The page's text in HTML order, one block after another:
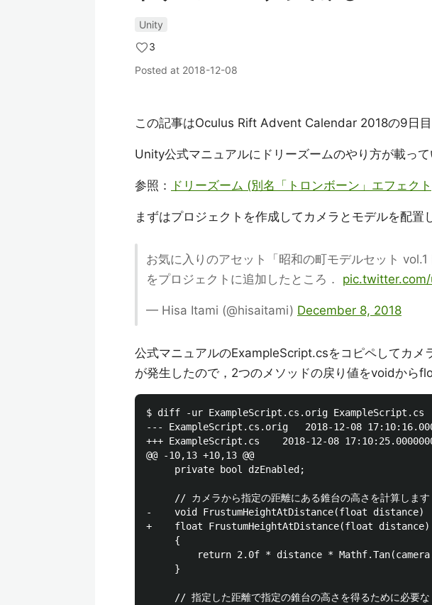
Unity
3
Posted at 2018-12-08
この記事はOculus Rift Advent Calendar 2018の9日目
Unity公式マニュアルにドリーズームのやり方が載って
参照： ドリーズーム (別名「トロンボーン」エフェク
まずはプロジェクトを作成してカメラとモデルを配置
お気に入りのアセット「昭和の町モデルセット
をプロジェクトに追加したところ．
— Hisa Itami (@hisaitami) December 8, 2018
公式マニュアルのExampleScript.csをコピペしてカメ
が発生したので，2つのメソッドの戻り値をvoidから
$ diff -ur ExampleScript.cs.orig ExampleScript.cs
--- ExampleScript.cs.orig	2018-12-08 17:10:16.000000000 +0900
+++ ExampleScript.cs	2018-12-08 17:10:25.000000000 +0900
@@ -10,13 +10,13 @@
     private bool dzEnabled;
     // カメラから指定の距離にある錐台の高さを計算します
-    void FrustumHeightAtDistance(float distance)
+    float FrustumHeightAtDistance(float distance)
     {
return 2.0f * distance *
     }
// 指定した距離で指定の錐台の高さを得るために必要